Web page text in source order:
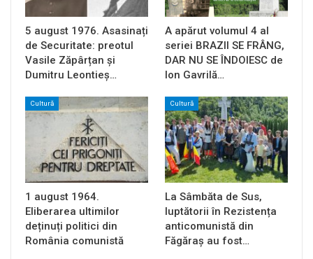
5 august 1976. Asasinați
de Securitate: preotul
Vasile Zăpârțan și
Dumitru Leontieș…
A apărut volumul 4 al
seriei BRAZII SE FRÂNG,
DAR NU SE ÎNDOIESC de
Ion Gavrilă…
Cultură
1 august 1964.
Eliberarea ultimilor
deținuți politici din
România comunistă
Cultură
La Sâmbăta de Sus,
luptătorii în Rezistența
anticomunistă din
Făgăraș au fost…